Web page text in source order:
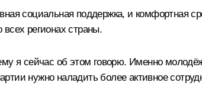
социальная поддержка, и комфортная
регионах страны.
я сейчас об этом говорю. Именно
нужно наладить более активное